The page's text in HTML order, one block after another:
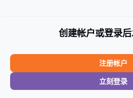
创建帐户或登录
注册帐户
立刻登录